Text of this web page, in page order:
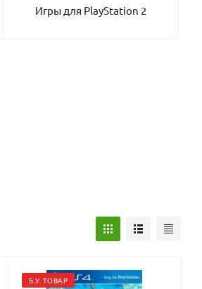
Игры для PlayStation 2
Б.У. ТОВАР